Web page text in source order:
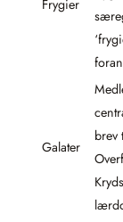
Frygier
Galater
brev